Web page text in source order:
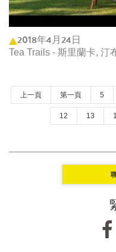
2018年4月24日
Tea Trails - 斯里蘭卡, 汀
上一頁 第一頁 5
12 13